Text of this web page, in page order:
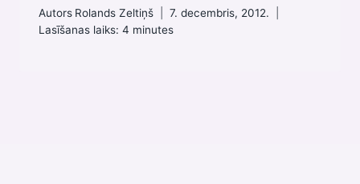
Autors Rolands Zeltiņš
7. decembris, 2012.
Lasīšanas laiks: 4 minutes